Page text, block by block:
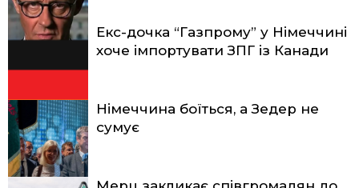
Екс-дочка “Газпрому” у Німеччині
хоче імпортувати ЗПГ із Канади
Німеччина боїться, а Зедер не
сумує